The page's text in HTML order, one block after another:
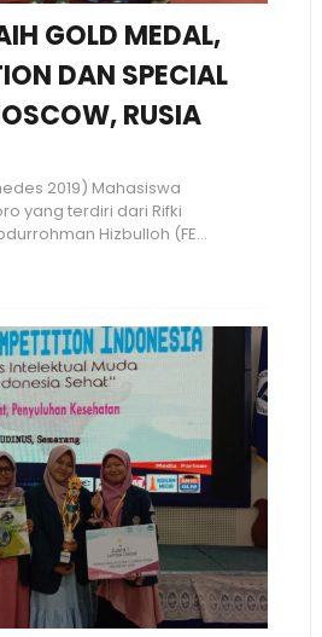
GOLD MEDAL,
DAN SPECIAL
RUSIA
2019) Mahasiswa
yang terdiri dari Rifki
Hizbulloh (FE...